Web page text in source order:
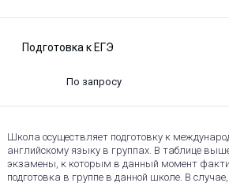
Подготовка к ЕГЭ
По запросу
Школа осуществляет подготовку к
английскому языку в группах. В таблице
экзамены, к которым в данный момент
подготовка в группе в данной школе. В